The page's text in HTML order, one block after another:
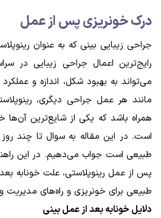
درک خونریزی پس از عمل
جراحی زیبایی بینی که به عنوان
رایج‌ترین اعمال جراحی زیبایی در
می‌تواند به بهبود شکل، اندازه و
مانند هر عمل جراحی دیگری،
همراه باشد که یکی از شایع‌ترین آن‌ها
است. در این مقاله به سوال تا چند
طبیعی است جواب می‌دهیم. در این
پس از عمل رینوپلاستی، علت خونابه
طبیعی برای خونریزی و راه‌های مدیریت
دلایل خونابه بعد از عمل بینی